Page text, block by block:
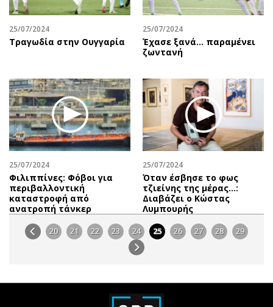
25/07/2024
Τραγωδία στην Ουγγαρία
25/07/2024
Έχασε ξανά... παραμένει
ζωντανή
25/07/2024
Φιλιππίνες: Φόβοι για
περιβαλλοντική
καταστροφή από
ανατροπή τάνκερ
25/07/2024
Όταν έσβησε το φως
τζιείνης της μέρας…:
Διαβάζει o Κώστας
Λυμπουρής
20 21 22 23 24 25 26 27 28 29